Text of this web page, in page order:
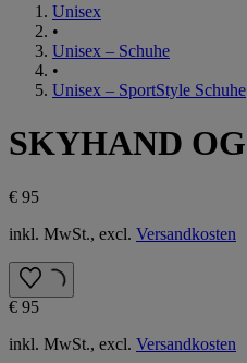
Unisex
•
Unisex – Schuhe
•
Unisex – SportStyle Schuhe
SKYHAND OG
€ 95
inkl. MwSt., excl. Versandkosten
€ 95
inkl. MwSt., excl. Versandkosten